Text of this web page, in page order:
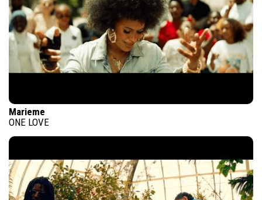
Marieme
ONE LOVE